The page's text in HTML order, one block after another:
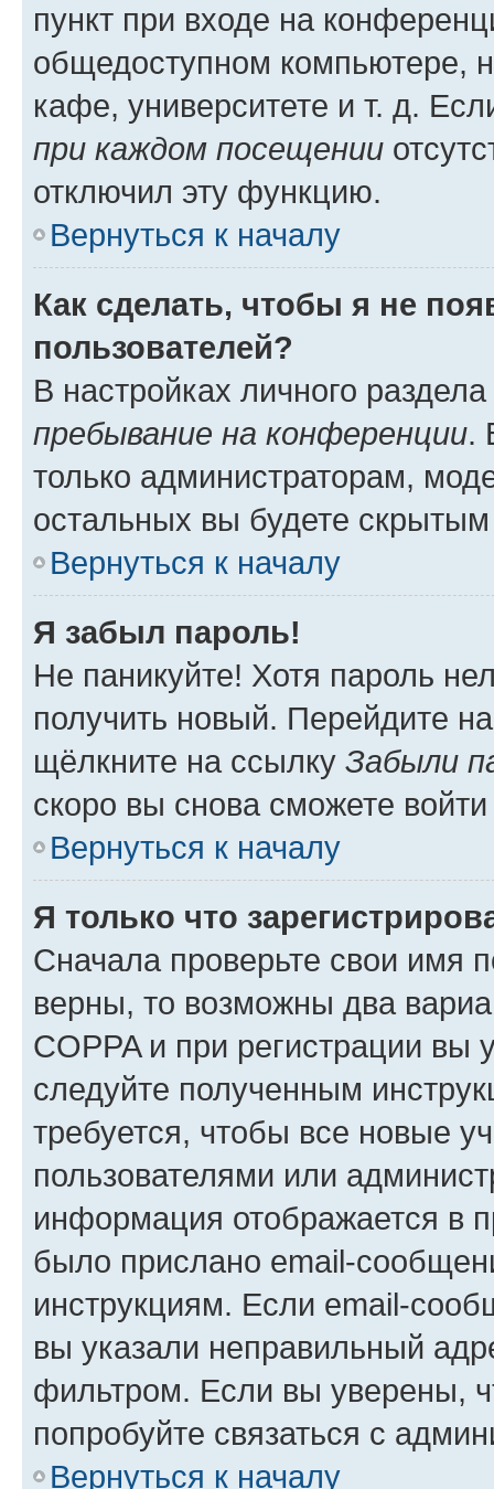
пункт при входе на
общедоступном компьютере,
кафе, университете и т. д.
при каждом посещении
отключил эту функцию.
Вернуться к началу
Как сделать, чтобы я не
пользователей?
В настройках личного
пребывание на конференции.
только администраторам,
остальных вы будете
Вернуться к началу
Я забыл пароль!
Не паникуйте! Хотя пароль
получить новый. Перейдите
щёлкните на ссылку Забыли
скоро вы снова сможете
Вернуться к началу
Я только что
Сначала проверьте свои имя
верны, то возможны два
COPPA и при регистрации вы
следуйте полученным
требуется, чтобы все новые
пользователями или
информация отображается в
было прислано email-
инструкциям. Если email-
вы указали неправильный
фильтром. Если вы уверены,
попробуйте связаться с
Вернуться к началу